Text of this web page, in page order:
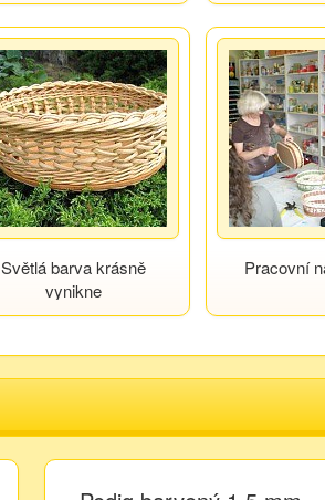
Světlá barva krásně
vynikne
Pracovní